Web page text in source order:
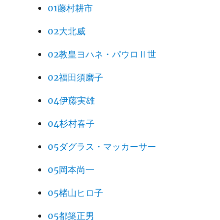
01藤村耕市
02大北威
02教皇ヨハネ・パウロⅡ世
02福田須磨子
04伊藤実雄
04杉村春子
05ダグラス・マッカーサー
05岡本尚一
05楮山ヒロ子
05都築正男